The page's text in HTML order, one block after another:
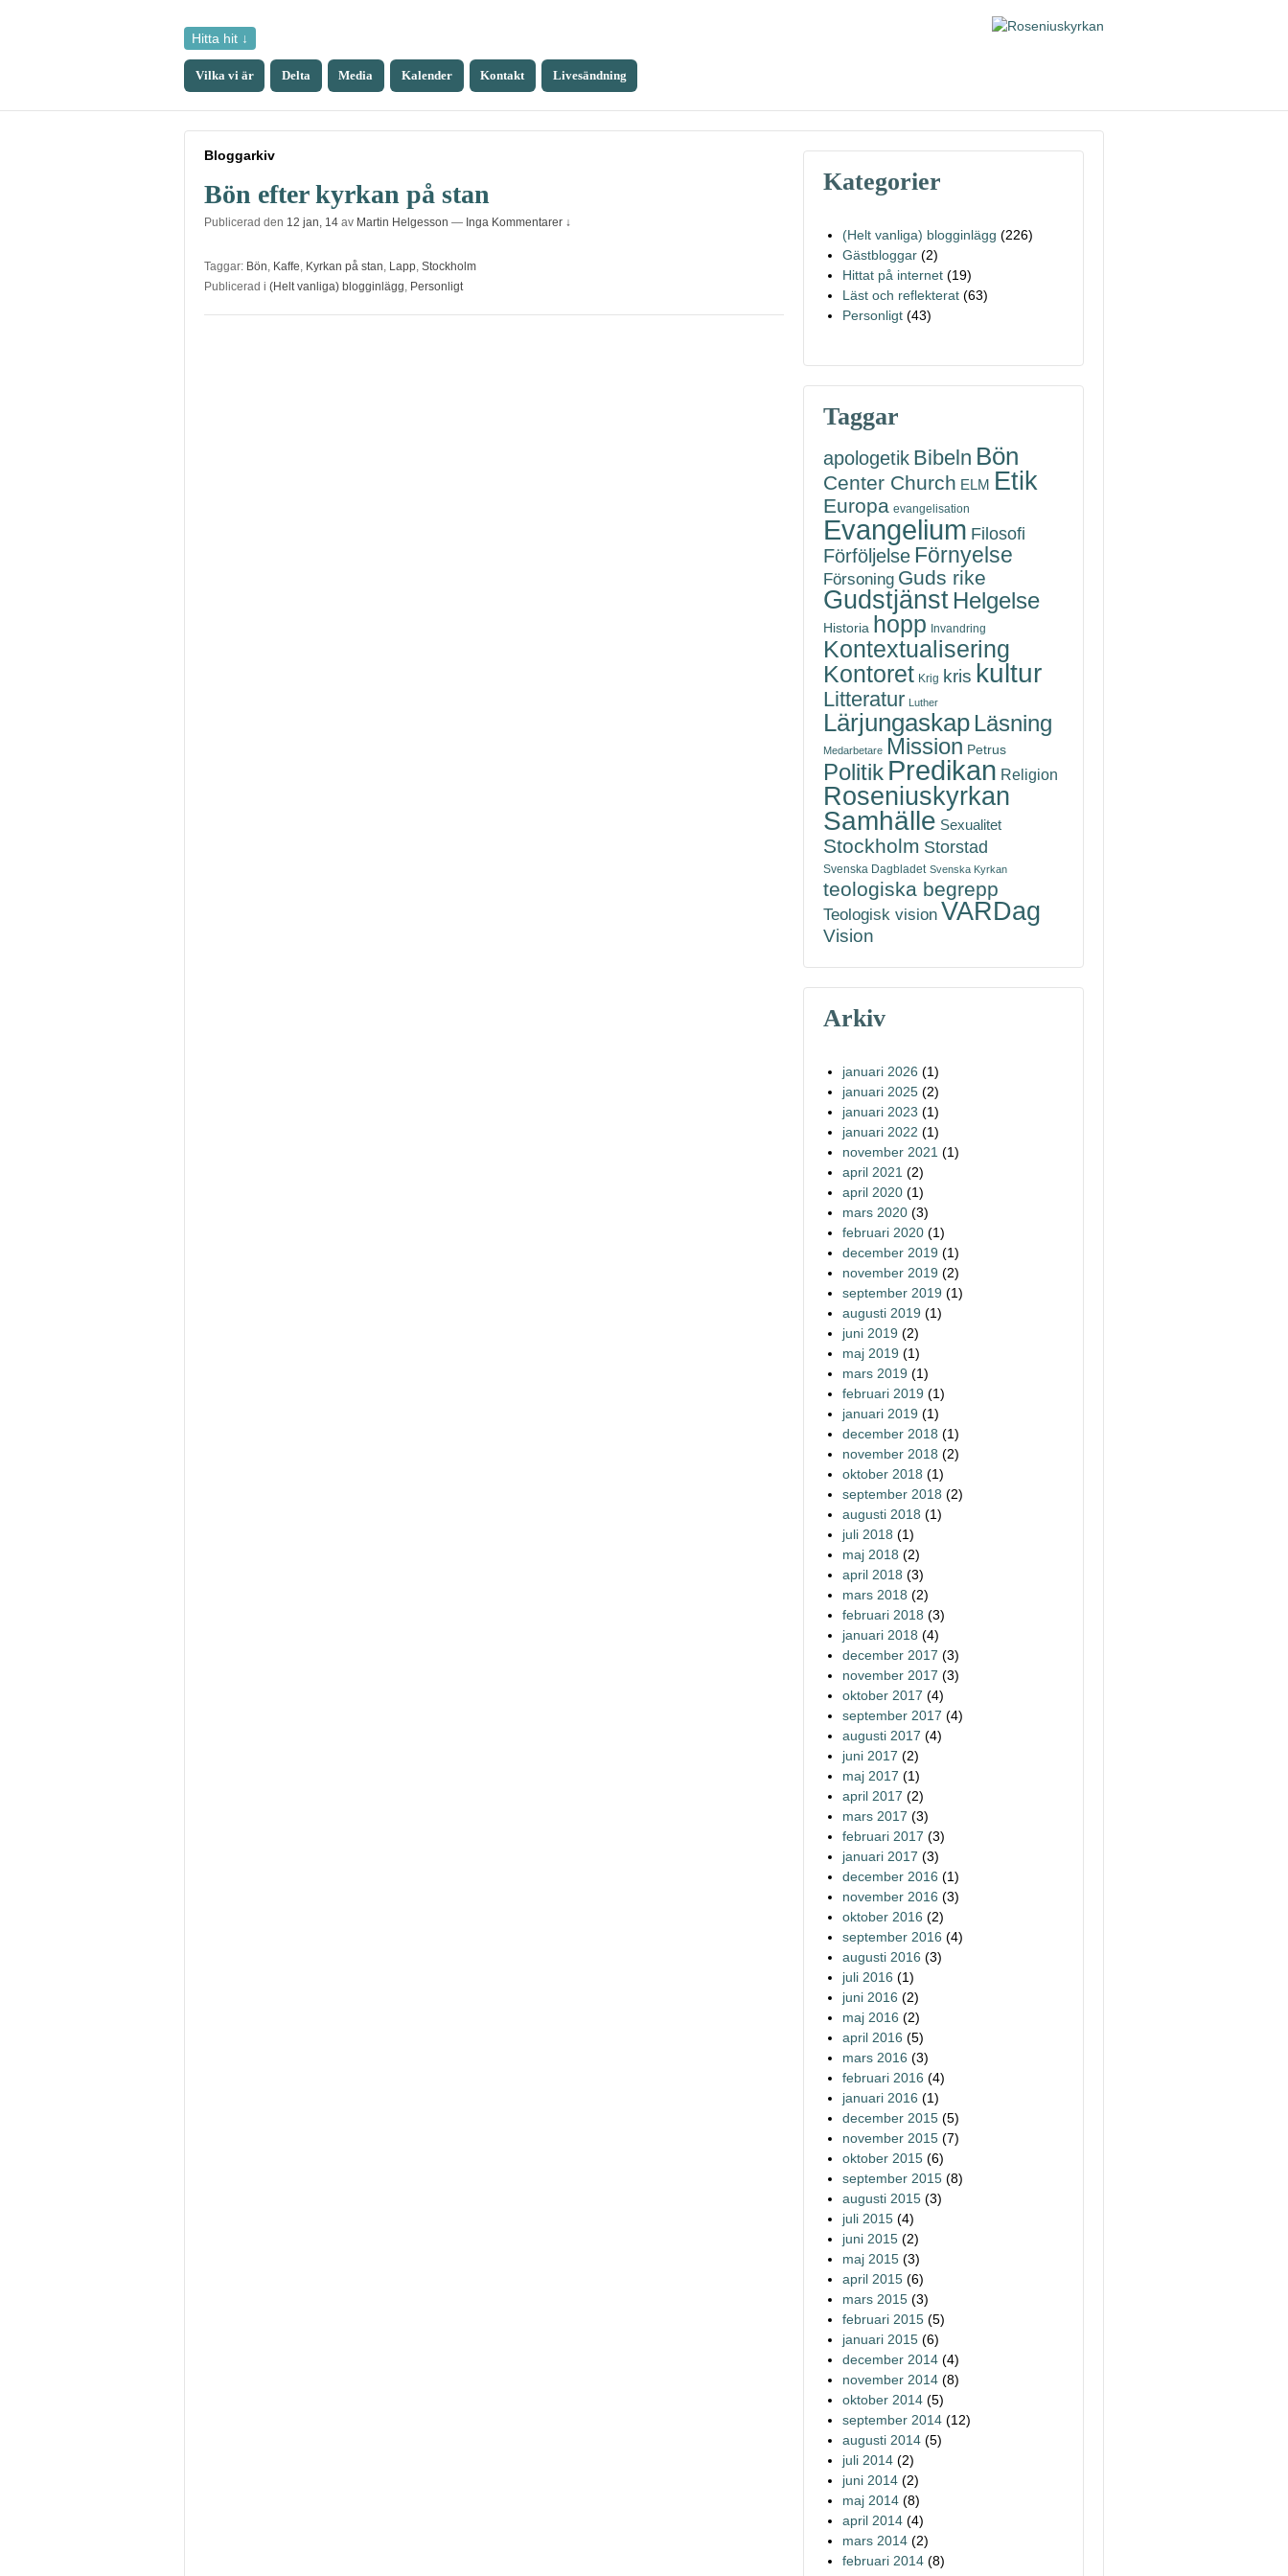
Hitta hit ↓
Vilka vi är Delta Media Kalender Kontakt Livesändning
Bloggarkiv
Bön efter kyrkan på stan
Publicerad den 12 jan, 14 av Martin Helgesson — Inga Kommentarer ↓
Taggar: Bön, Kaffe, Kyrkan på stan, Lapp, Stockholm
Publicerad i (Helt vanliga) blogginlägg, Personligt
Kategorier
(Helt vanliga) blogginlägg (226)
Gästbloggar (2)
Hittat på internet (19)
Läst och reflekterat (63)
Personligt (43)
Taggar
apologetik Bibeln Bön
Center Church ELM Etik
Europa evangelisation
Evangelium Filosofi
Förföljelse Förnyelse
Försoning Guds rike
Gudstjänst Helgelse
Historia hopp Invandring
Kontextualisering
Kontoret Krig kris kultur
Litteratur Luther
Lärjungaskap Läsning
Medarbetare Mission Petrus
Politik Predikan Religion
Roseniuskyrkan
Samhälle Sexualitet
Stockholm Storstad
Svenska Dagbladet Svenska Kyrkan
teologiska begrepp
Teologisk vision VARDag
Vision
Arkiv
januari 2026 (1)
januari 2025 (2)
januari 2023 (1)
januari 2022 (1)
november 2021 (1)
april 2021 (2)
april 2020 (1)
mars 2020 (3)
februari 2020 (1)
december 2019 (1)
november 2019 (2)
september 2019 (1)
augusti 2019 (1)
juni 2019 (2)
maj 2019 (1)
mars 2019 (1)
februari 2019 (1)
januari 2019 (1)
december 2018 (1)
november 2018 (2)
oktober 2018 (1)
september 2018 (2)
augusti 2018 (1)
juli 2018 (1)
maj 2018 (2)
april 2018 (3)
mars 2018 (2)
februari 2018 (3)
januari 2018 (4)
december 2017 (3)
november 2017 (3)
oktober 2017 (4)
september 2017 (4)
augusti 2017 (4)
juni 2017 (2)
maj 2017 (1)
april 2017 (2)
mars 2017 (3)
februari 2017 (3)
januari 2017 (3)
december 2016 (1)
november 2016 (3)
oktober 2016 (2)
september 2016 (4)
augusti 2016 (3)
juli 2016 (1)
juni 2016 (2)
maj 2016 (2)
april 2016 (5)
mars 2016 (3)
februari 2016 (4)
januari 2016 (1)
december 2015 (5)
november 2015 (7)
oktober 2015 (6)
september 2015 (8)
augusti 2015 (3)
juli 2015 (4)
juni 2015 (2)
maj 2015 (3)
april 2015 (6)
mars 2015 (3)
februari 2015 (5)
januari 2015 (6)
december 2014 (4)
november 2014 (8)
oktober 2014 (5)
september 2014 (12)
augusti 2014 (5)
juli 2014 (2)
juni 2014 (2)
maj 2014 (8)
april 2014 (4)
mars 2014 (2)
februari 2014 (8)